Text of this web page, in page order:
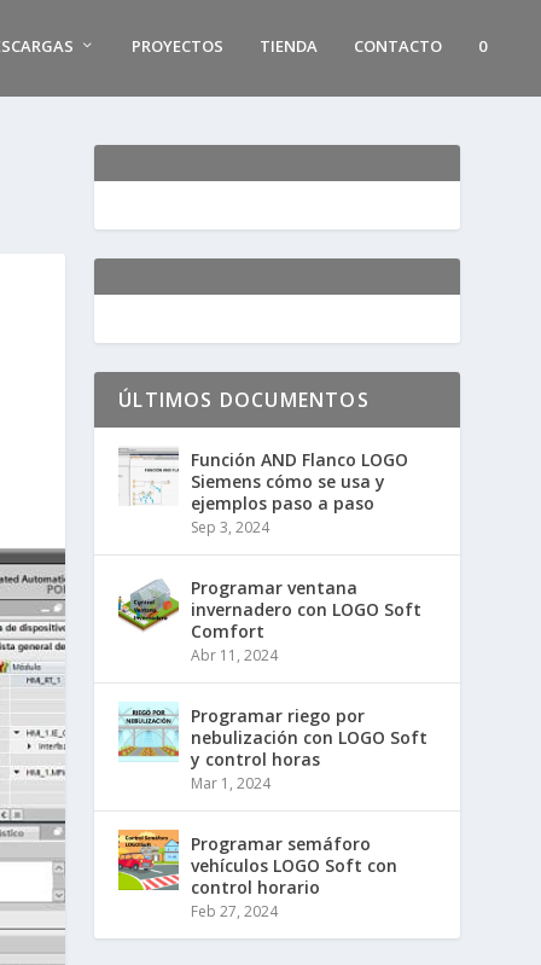
PROYECTOS TIENDA CONTACTO 0
ÚLTIMOS DOCUMENTOS
Función AND Flanco LOGO
Siemens cómo se usa y
ejemplos paso a paso
Sep 3, 2024
Programar ventana
invernadero con LOGO Soft
Comfort
Abr 11, 2024
Programar riego por
nebulización con LOGO Soft
y control horas
Mar 1, 2024
Programar semáforo
vehículos LOGO Soft con
control horario
Feb 27, 2024